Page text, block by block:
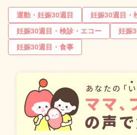
運動・妊娠30週目
妊娠30週目・
妊娠30週目・検診・エコー
妊娠
妊娠30週目・食事